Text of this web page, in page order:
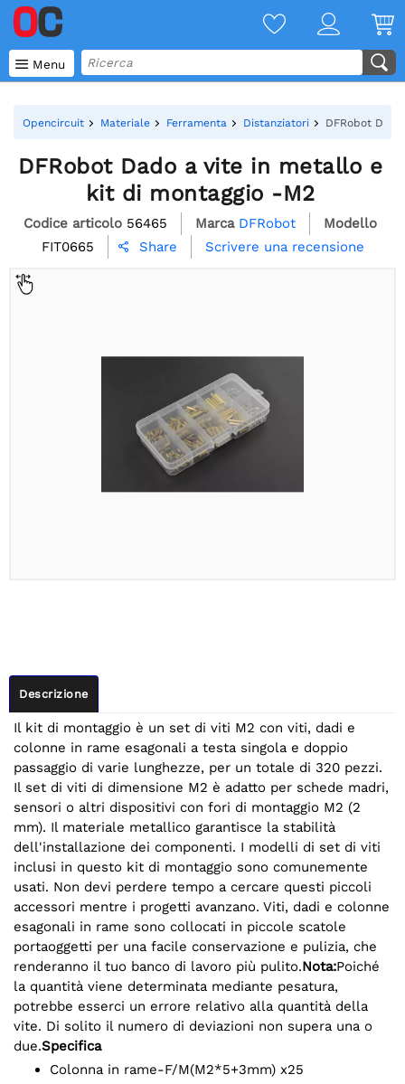
 Menu
Opencircuit Materiale Ferramenta Distanziatori DFRobot
DFRobot Dado a vite in metallo e
kit di montaggio -M2
Codice articolo 56465 Marca DFRobot
Modello
FIT0665
 Share Scrivere una recensione
Descrizione
Il kit di montaggio è un set di viti M2 con viti, dadi e
colonne in rame esagonali a testa singola e doppio
passaggio di varie lunghezze, per un totale di 320 pezzi.
Il set di viti di dimensione M2 è adatto per schede madri,
sensori o altri dispositivi con fori di montaggio M2 (2
mm). Il materiale metallico garantisce la stabilità
dell'installazione dei componenti. I modelli di set di viti
inclusi in questo kit di montaggio sono comunemente
usati. Non devi perdere tempo a cercare questi piccoli
accessori mentre i progetti avanzano. Viti, dadi e colonne
esagonali in rame sono collocati in piccole scatole
portaoggetti per una facile conservazione e pulizia, che
renderanno il tuo banco di lavoro più pulito.Nota:Poiché
la quantità viene determinata mediante pesatura,
potrebbe esserci un errore relativo alla quantità della
vite. Di solito il numero di deviazioni non supera una o
due.Specifica
Colonna in rame-F/M(M2*5+3mm) x25